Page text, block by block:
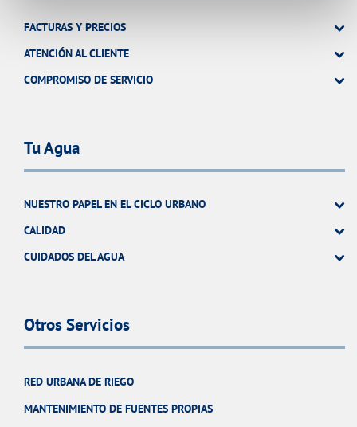
FACTURAS Y PRECIOS
ATENCIÓN AL CLIENTE
COMPROMISO DE SERVICIO
Tu Agua
NUESTRO PAPEL EN EL CICLO URBANO
CALIDAD
CUIDADOS DEL AGUA
Otros Servicios
RED URBANA DE RIEGO
MANTENIMIENTO DE FUENTES PROPIAS